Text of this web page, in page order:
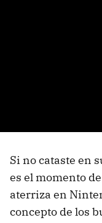
Si no cataste en
es el momento
aterriza en
concepto de los